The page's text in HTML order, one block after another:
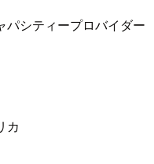
パシティープロバイダー
カ